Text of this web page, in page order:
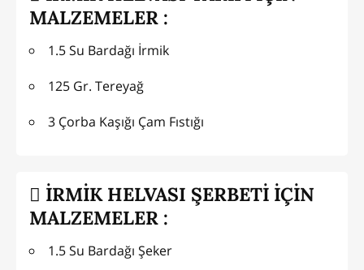
MALZEMELER :
1.5 Su Bardağı İrmik
125 Gr. Tereyağ
3 Çorba Kaşığı Çam Fıstığı
İRMİK HELVASI ŞERBETİ İÇİN
MALZEMELER :
1.5 Su Bardağı Şeker